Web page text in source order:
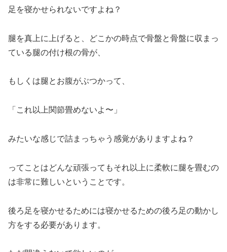
足を寝かせられないですよね？
腿を真上に上げると、どこかの時点で骨盤と骨盤に収まっ
ている腿の付け根の骨が、
もしくは腿とお腹がぶつかって、
「これ以上関節畳めないよ〜」
みたいな感じで詰まっちゃう感覚がありますよね？
ってことはどんな頑張ってもそれ以上に柔軟に腿を畳むの
は非常に難しいということです。
後ろ足を寝かせるためには寝かせるための後ろ足の動かし
方をする必要があります。